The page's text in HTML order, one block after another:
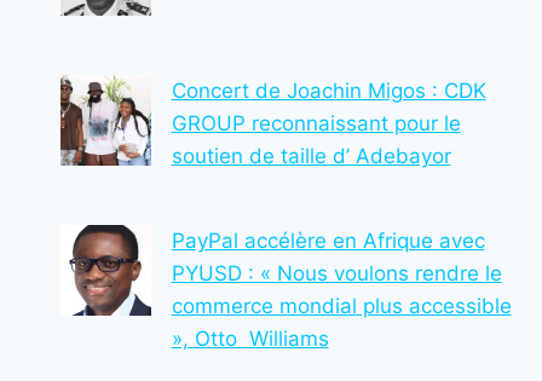
POSITIF
ET
PERSPECTIVES
Concert de Joachin Migos : CDK
GROUP reconnaissant pour le
soutien de taille d’ Adebayor
PayPal accélère en Afrique avec
PYUSD : « Nous voulons rendre le
commerce mondial plus accessible
», Otto Williams